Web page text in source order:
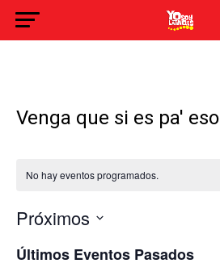
Venga que si es pa' eso
No hay eventos programados.
Próximos
la
fecha.
Últimos Eventos Pasados